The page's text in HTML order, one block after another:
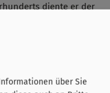
diente er der
über Sie